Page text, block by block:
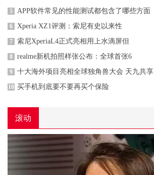
5 APP软件常见的性能测试都包含了哪些方面
6 Xperia XZ1评测：索尼有史以来性
7 索尼XperiaL4正式亮相用上水滴屏但
8 realme新机拍照样张公布：全球首张6
9 十大海外项目亮相全球独角兽大会 天九共享
10 买手机到底要不要再买个保险
滚动